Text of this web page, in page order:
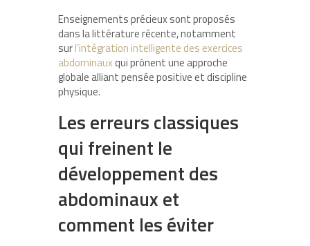
Enseignements précieux sont proposés
dans la littérature récente, notamment
surl’intégration intelligente des exercices
abdominauxqui prônent une approche
globale alliant pensée positive et discipline
physique.
Les erreurs classiques
qui freinent le
développement des
abdominaux et
comment les éviter